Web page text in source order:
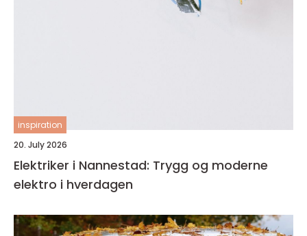
inspiration
20. July 2026
Elektriker i Nannestad: Trygg og moderne
elektro i hverdagen